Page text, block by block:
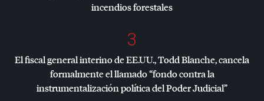
incendios forestales
3
El fiscal general interino de EE.UU., Todd Blanche, cancela
formalmente el llamado “fondo contra la
instrumentalización política del Poder Judicial”